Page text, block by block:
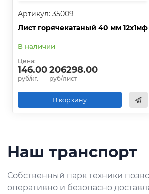
Артикул: 35009
Лист горячекатаный 40 мм 12х1мф
В наличии
Цена:
146.00
руб/кг.
206298.00
руб/лист
В корзину
Наш транспорт
Собственный парк техники
оперативно и безопасно